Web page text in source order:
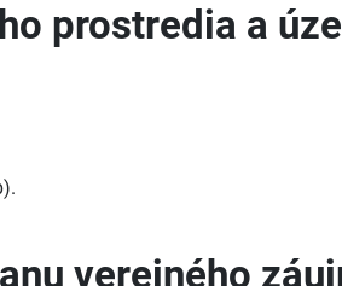
prostredia a
verejného